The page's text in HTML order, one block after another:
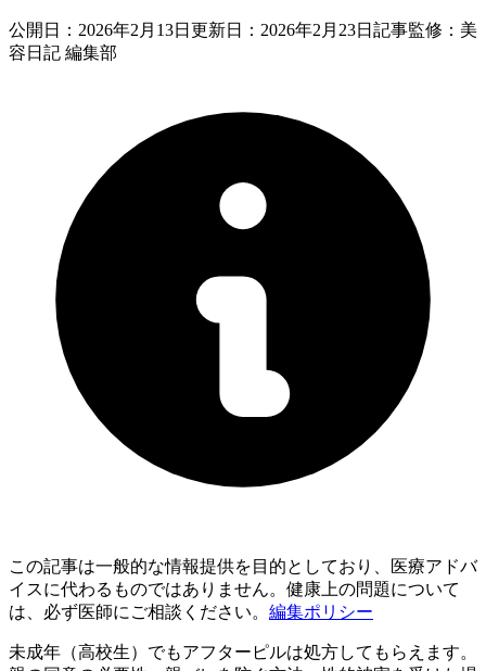
公開日： 2026年2月13日 更新日： 2026年2月23日 記事監修：美
容日記 編集部
この記事は一般的な情報提供を目的としており、医療アドバ
イスに代わるものではありません。健康上の問題について
は、必ず医師にご相談ください。 編集ポリシー
未成年（高校生）でもアフターピルは処方してもらえます。